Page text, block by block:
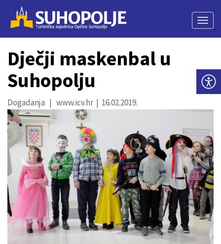
Dječji maskenbal u
Suhopolju
Dogadanja | www.icv.hr | 16.02.2019.